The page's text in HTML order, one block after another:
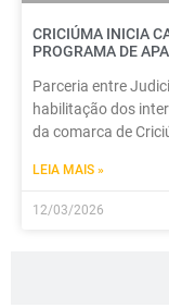
CRICIÚMA INICIA
PROGRAMA DE
Parceria entre
habilitação dos
da comarca de
LEIA MAIS »
12/03/2026